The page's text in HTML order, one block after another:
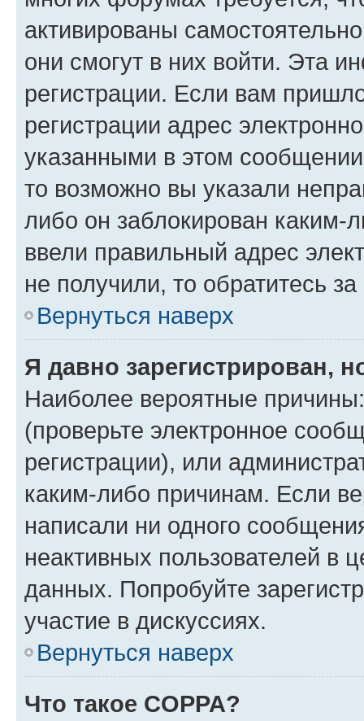
активированы
они смогут в них войти. Эта
регистрации. Если вам
регистрации адрес
указанными в этом
то возможно вы указали
либо он заблокирован
ввели правильный адрес
не получили, то обратитесь
Вернуться наверх
Я давно зарегистрирован,
Наиболее вероятные
(проверьте электронное
регистрации), или
каким-либо причинам. Если
написали ни одного
неактивных пользователей в
данных. Попробуйте
участие в дискуссиях.
Вернуться наверх
Что такое COPPA?